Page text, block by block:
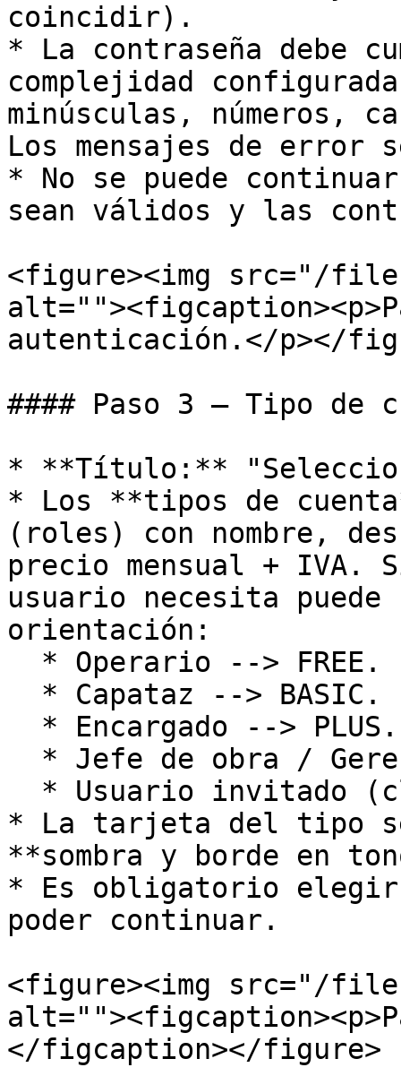
coincidir).
* La contraseña debe
complejidad
minúsculas, números,
Los mensajes de error
* No se puede
sean válidos y las
<figure><img src="/files/
autenticación.</p></
#### Paso 3 — Tipo de
* **Título:**
* Los **tipos de
(roles) con nombre,
precio mensual + IVA.
usuario necesita
orientación:
* La tarjeta del tipo
**sombra y borde en
* Es obligatorio elegir
poder continuar.
<figure><img src="/
</figcaption></figure>